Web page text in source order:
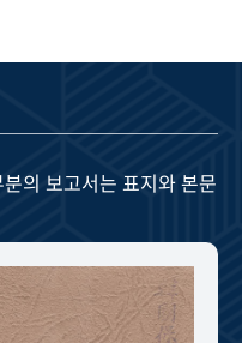
사
연구자들
박물 영상 기록물
분의 보고서는 표지와 본문